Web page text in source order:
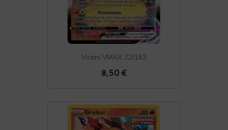
Victini VMAX 22/163
8,50 €